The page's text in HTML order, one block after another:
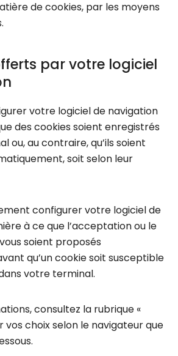
de cookies, par les moyens
par votre logiciel
votre logiciel de navigation
des cookies soient enregistrés
ou, au contraire, qu’ils soient
soit selon leur
configurer votre logiciel de
à ce que l’acceptation ou le
soient proposés
qu’un cookie soit susceptible
votre terminal.
consultez la rubrique «
choix selon le navigateur que